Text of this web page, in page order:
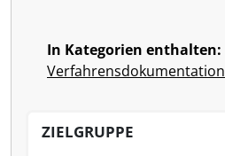
In Kategorien enthalten:
Verfahrensdokumentation
ZIELGRUPPE